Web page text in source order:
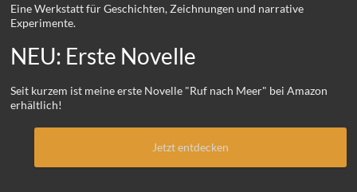
Eine Werkstatt für Geschichten, Zeichnungen und narrative
Experimente.
NEU: Erste Novelle
Seit kurzem ist meine erste Novelle "Ruf nach Meer" bei Amazon
erhältlich!
Jetzt entdecken